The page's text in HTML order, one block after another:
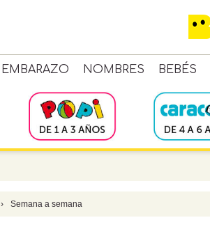
EMBARAZO NOMBRES BEBÉS
› Semana a semana